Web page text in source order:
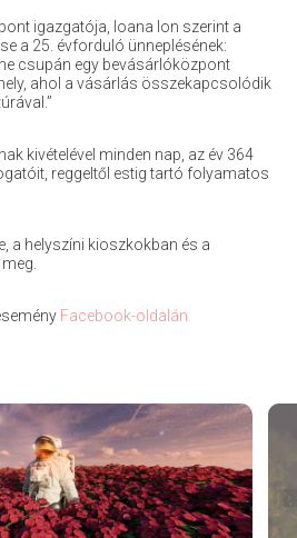
igazgatója, Ioana Ion szerint a
a 25. évforduló ünneplésének:
csupán egy bevásárlóközpont
ahol a vásárlás összekapcsolódik
kivételével minden nap, az év 364
reggeltől estig tartó folyamatos
a helyszíni kioszkokban és a
Facebook-oldalán.